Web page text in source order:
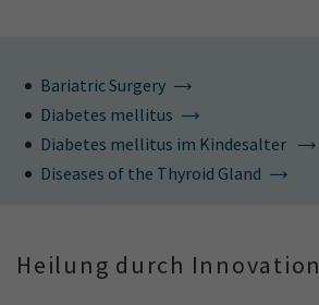
Bariatric Surgery
Diabetes mellitus
Diabetes mellitus im Kindesalter
Diseases of the Thyroid Gland
Heilung durch Innovation